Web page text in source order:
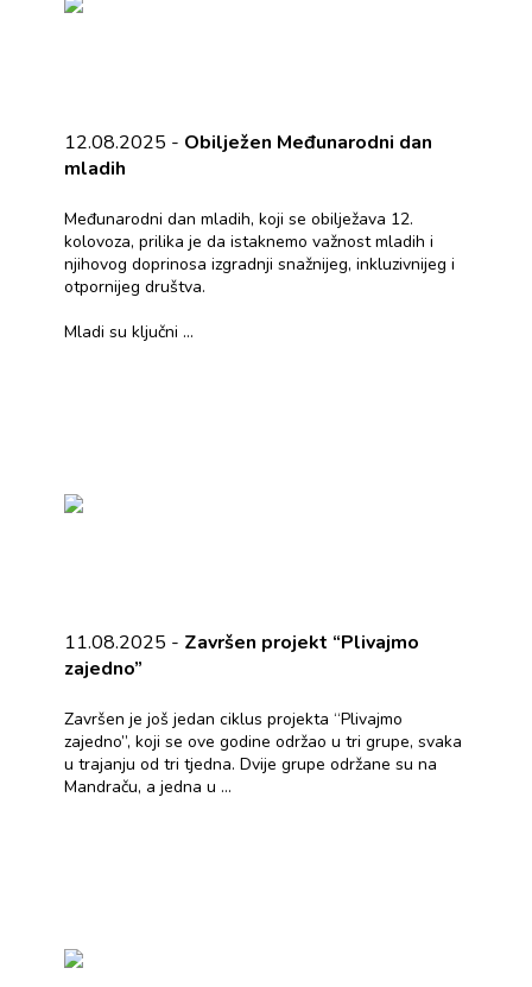
12.08.2025 - Obilježen Međunarodni dan
mladih
Međunarodni dan mladih, koji se obilježava 12.
kolovoza, prilika je da istaknemo važnost mladih i
njihovog doprinosa izgradnji snažnijeg, inkluzivnijeg i
otpornijeg društva.
Mladi su ključni ...
11.08.2025 - Završen projekt “Plivajmo
zajedno”
Završen je još jedan ciklus projekta “Plivajmo
zajedno”, koji se ove godine održao u tri grupe, svaka
u trajanju od tri tjedna. Dvije grupe održane su na
Mandraču, a jedna u ...